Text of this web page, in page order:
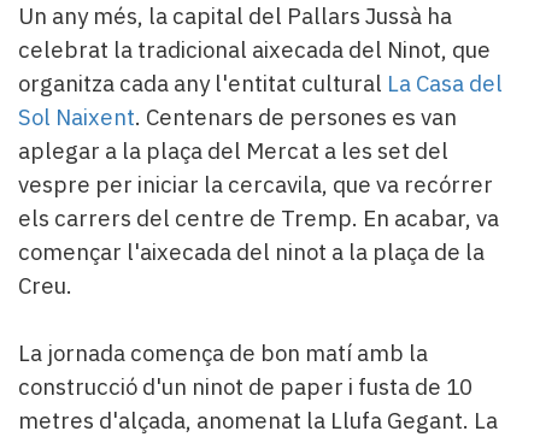
Pallars
Contingut
patrocinat
Lo
més
llegit...
Editorial
Un any més, la capital del Pallars Jussà ha
celebrat la tradicional aixecada del Ninot, que
organitza cada any l'entitat cultural La Casa del
Sol Naixent. Centenars de persones es van
aplegar a la plaça del Mercat a les set del
vespre per iniciar la cercavila, que va recórrer
els carrers del centre de Tremp. En acabar, va
començar l'aixecada del ninot a la plaça de la
Creu.
La jornada comença de bon matí amb la
construcció d'un ninot de paper i fusta de 10
metres d'alçada, anomenat la Llufa Gegant. La